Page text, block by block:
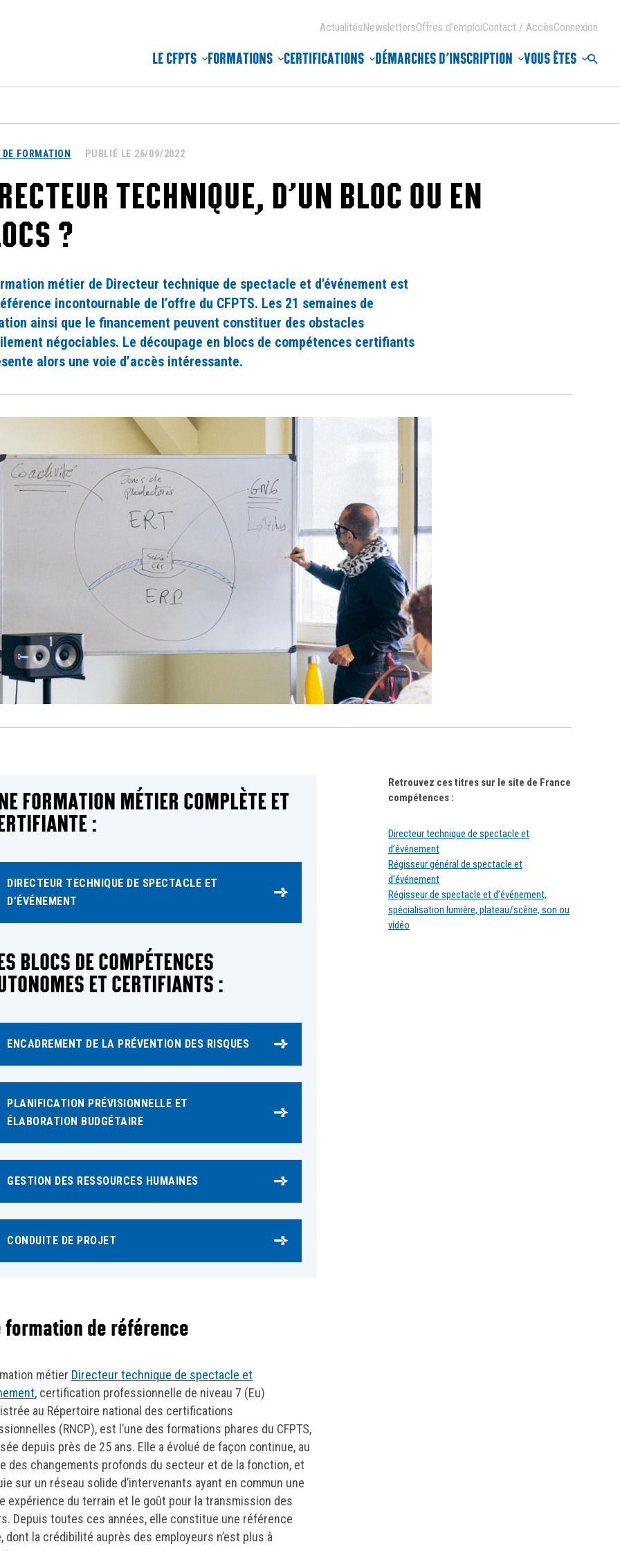
LE CFPTS FORMATIONS CERTIFICATIONS DÉMARCHES D’INSCRIPTION VOUS ÊTES
ActualitésNewslettersOffres d’emploiContact / AccèsConnexion
DE FORMATION PUBLIÉ LE 26/09/2022
TECHNIQUE, D’UN BLOC OU EN
?
métier de Directeur technique de spectacle et d'événement est
incontournable de l’offre du CFPTS. Les 21 semaines de
ainsi que le financement peuvent constituer des obstacles
négociables. Le découpage en blocs de compétences certifiants
alors une voie d’accès intéressante.
FORMATION MÉTIER COMPLÈTE ET
:
DIRECTEUR TECHNIQUE DE SPECTACLE ET
D’ÉVÉNEMENT
BLOCS DE COMPÉTENCES
ET CERTIFIANTS :
ENCADREMENT DE LA PRÉVENTION DES RISQUES
PLANIFICATION PRÉVISIONNELLE ET
ÉLABORATION BUDGÉTAIRE
GESTION DES RESSOURCES HUMAINES
CONDUITE DE PROJET
formation de référence
métier Directeur technique de spectacle et
, certification professionnelle de niveau 7 (Eu)
au Répertoire national des certifications
(RNCP), est l’une des formations phares du CFPTS,
depuis près de 25 ans. Elle a évolué de façon continue, au
des changements profonds du secteur et de la fonction, et
sur un réseau solide d’intervenants ayant en commun une
expérience du terrain et le goût pour la transmission des
Depuis toutes ces années, elle constitue une référence
dont la crédibilité auprès des employeurs n’est plus à
Retrouvez ces titres sur le site de France
compétences :
Directeur technique de spectacle et
d’événement
Régisseur général de spectacle et
d’événement
Régisseur de spectacle et d’événement,
spécialisation lumière, plateau/scène, son ou
vidéo